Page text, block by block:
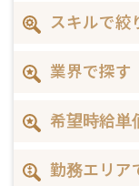
スキルで絞
業界で探す
希望時給単
勤務エリア